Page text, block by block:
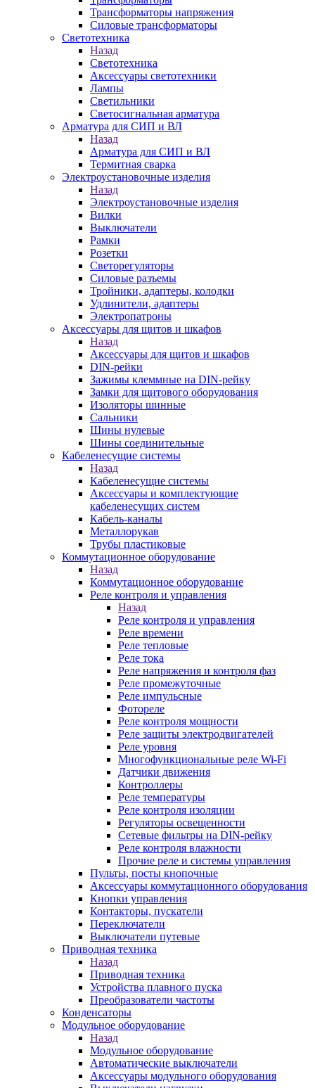
Трансформаторы напряжения
Силовые трансформаторы
Светотехника
Назад
Светотехника
Аксессуары светотехники
Лампы
Светильники
Светосигнальная арматура
Арматура для СИП и ВЛ
Назад
Арматура для СИП и ВЛ
Термитная сварка
Электроустановочные изделия
Назад
Электроустановочные изделия
Вилки
Выключатели
Рамки
Розетки
Светорегуляторы
Силовые разъемы
Тройники, адаптеры, колодки
Удлинители, адаптеры
Электропатроны
Аксессуары для щитов и шкафов
Назад
Аксессуары для щитов и шкафов
DIN-рейки
Зажимы клеммные на DIN-рейку
Замки для щитового оборудования
Изоляторы шинные
Сальники
Шины нулевые
Шины соединительные
Кабеленесущие системы
Назад
Кабеленесущие системы
Аксессуары и комплектующие
кабеленесущих систем
Кабель-каналы
Металлорукав
Трубы пластиковые
Коммутационное оборудование
Назад
Коммутационное оборудование
Реле контроля и управления
Назад
Реле контроля и управления
Реле времени
Реле тепловые
Реле тока
Реле напряжения и контроля фаз
Реле промежуточные
Реле импульсные
Фотореле
Реле контроля мощности
Реле защиты электродвигателей
Реле уровня
Многофункциональные реле Wi-Fi
Датчики движения
Контроллеры
Реле температуры
Реле контроля изоляции
Регуляторы освещенности
Сетевые фильтры на DIN-рейку
Реле контроля влажности
Прочие реле и системы управления
Пульты, посты кнопочные
Аксессуары коммутационного оборудования
Кнопки управления
Контакторы, пускатели
Переключатели
Выключатели путевые
Приводная техника
Назад
Приводная техника
Устройства плавного пуска
Преобразователи частоты
Конденсаторы
Модульное оборудование
Назад
Модульное оборудование
Автоматические выключатели
Аксессуары модульного оборудования